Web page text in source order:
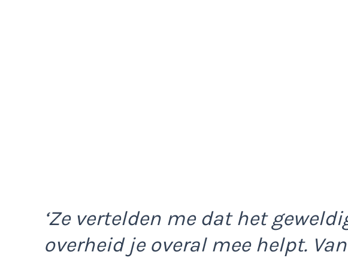
‘Ze vertelden me dat het
overheid je overal mee helpt.